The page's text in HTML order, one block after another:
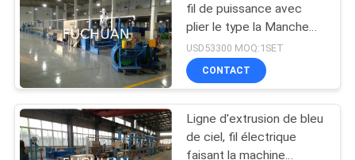
CONTRÔLE
QUALITÉ
CONTACTEZ-
NOUS
Fil liant la machine
fil de puissance avec
plier le type la Manche
de refroidissement de W
USD53300 MOQ:1SET
CONTACT
Ligne d'extrusion de bleu
de ciel, fil électrique
faisant la machine